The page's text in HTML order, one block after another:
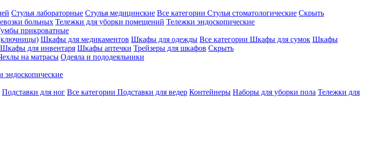
Стулья лабораторные Стулья медицинские Все категории Стулья стоматологические Скрыть
больных Тележки для уборки помещений Тележки эндоскопические
прикроватные
Шкафы для медикаментов Шкафы для одежды Все категории Шкафы для сумок Шкафы
Шкафы для инвентаря Шкафы аптечки Трейзеры для шкафов Скрыть
на матрасы Одеяла и пододеяльники
эндоскопические
Подставки для ног Все категории Подставки для ведер Контейнеры Наборы для уборки пола Тележки для